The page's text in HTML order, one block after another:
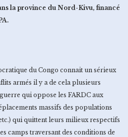
la province du Nord-Kivu, financé
du Congo connait un sérieux
armés il y a de cela plusieurs
qui oppose les FARDC aux
massifs des populations
qui quittent leurs milieux respectifs
camps traversant des conditions de